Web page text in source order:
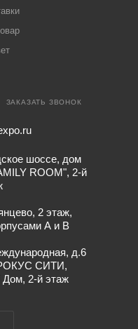
ЗАКАЗАТЬ ЗВОНОК
шоссе, дом
ROOM", 2-й
2 этаж,
А и В
д.6
СИТИ,
Дом, 2-й этаж